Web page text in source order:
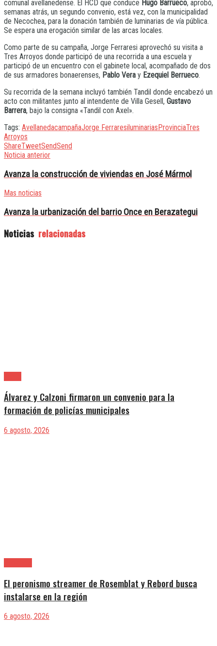
comunal avellanedense. El HCD que conduce Hugo Barrueco, aprobó,
semanas atrás, un segundo convenio, está vez, con la municipalidad
de Necochea, para la donación también de luminarias de vía pública.
Se espera una erogación similar de las arcas locales.
Como parte de su campaña, Jorge Ferraresi aprovechó su visita a
Tres Arroyos donde participó de una recorrida a una escuela y
participó de un encuentro con el gabinete local, acompañado de dos
de sus armadores bonaerenses, Pablo Vera y Ezequiel Berrueco.
Su recorrida de la semana incluyó también Tandil donde encabezó un
acto con militantes junto al intendente de Villa Gesell, Gustavo
Barrera, bajo la consigna «Tandil con Axel».
Tags: AvellanedacampañaJorge FerraresiluminariasProvinciaTres
Arroyos
ShareTweetSendSend
Noticia anterior
Avanza la construcción de viviendas en José Mármol
Mas noticias
Avanza la urbanización del barrio Once en Berazategui
Noticias relacionadas
Álvarez y Calzoni firmaron un convenio para la
formación de policías municipales
6 agosto, 2026
El peronismo streamer de Rosemblat y Rebord busca
instalarse en la región
6 agosto, 2026